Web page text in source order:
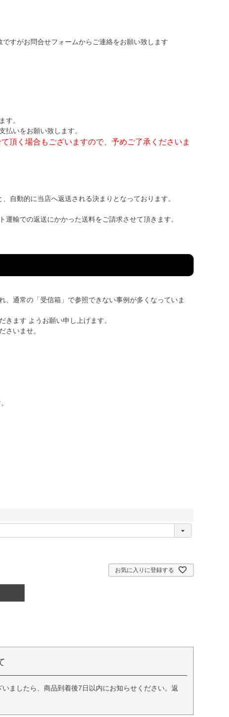
すがお問合せフォームからご連絡をお願い致します
す。
払いをお願い致します。
頂く場合もございますので、予めご了承くださいま
自動的に当店へ返送される決まりとなっております。
輸での返送にかかった送料をご請求させて頂きます。
通常の「受信箱」で参照できない事例が多くなっていま
ます ようお願い申し上げます。
さいませ。
お気に入りに登録する
ましたら、商品到着後7日以内にお知らせください。返